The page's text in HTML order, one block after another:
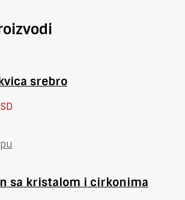
srebro
sa kristalom i cirkonima